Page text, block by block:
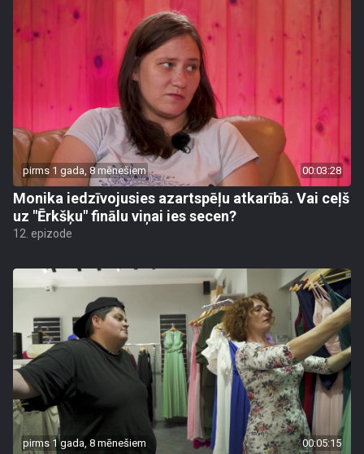
pirms 1 gada, 8 mēnešiem 00:03:28
Monika iedzīvojusies azartspēļu atkarībā. Vai ceļš
uz "Ērkšķu" finālu viņai ies secen?
12. epizode
pirms 1 gada, 8 mēnešiem 00:05:15